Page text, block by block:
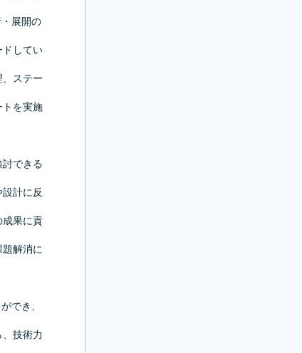
展開の
してい
ステー
を実施
できる
計に反
果に貢
解消に
でき、
技術力